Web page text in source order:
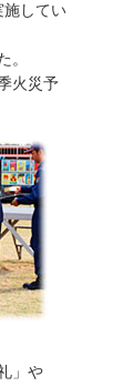
施してい
火災予
」や